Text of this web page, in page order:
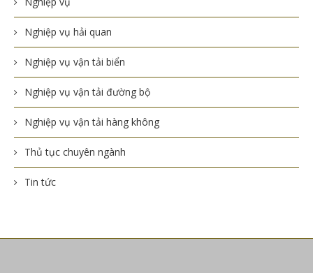
Nghiệp vụ hải quan
Nghiệp vụ vận tải biển
Nghiệp vụ vận tải đường bộ
Nghiệp vụ vận tải hàng không
Thủ tục chuyên ngành
Tin tức